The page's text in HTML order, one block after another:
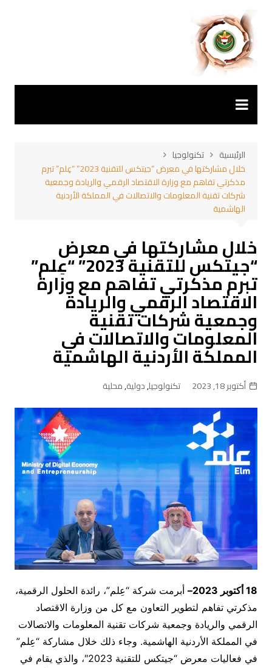
المحتوى
الرئيسية
تكنولوجيا
خلال مشاركتها في معرض “جيتكس للتقنية 2023” “عِلم” تبرم
مذكرتي تفاهم مع وزارة الاقتصاد الرقمي والريادة وجمعية
شركات تقنية المعلومات والاتصالات في المملكة الأردنية
الهاشمية
خلال مشاركتها في معرض
“جيتكس للتقنية 2023” “عِلم”
تبرم مذكرتي تفاهم مع وزارة
الاقتصاد الرقمي والريادة
وجمعية شركات تقنية
المعلومات والاتصالات في
المملكة الأردنية الهاشمية
أكتوبر 18, 2023 تكنولوجيا,دولية,محلية
18أكتوبر 2023 –أبرمت شركة “عِلم”، رائدة الحلول الرقمية،
مذكرتي تفاهم لتطوير التعاون مع كل من وزارة الاقتصاد
الرقمي والريادة وجمعية شركات تقنية المعلومات والاتصالات
في المملكة الأردنية الهاشمية. وجاء ذلك خلال مشاركة “عِلم”
في فعاليات معرض “جيتكس للتقنية 2023″، والذي يقام في